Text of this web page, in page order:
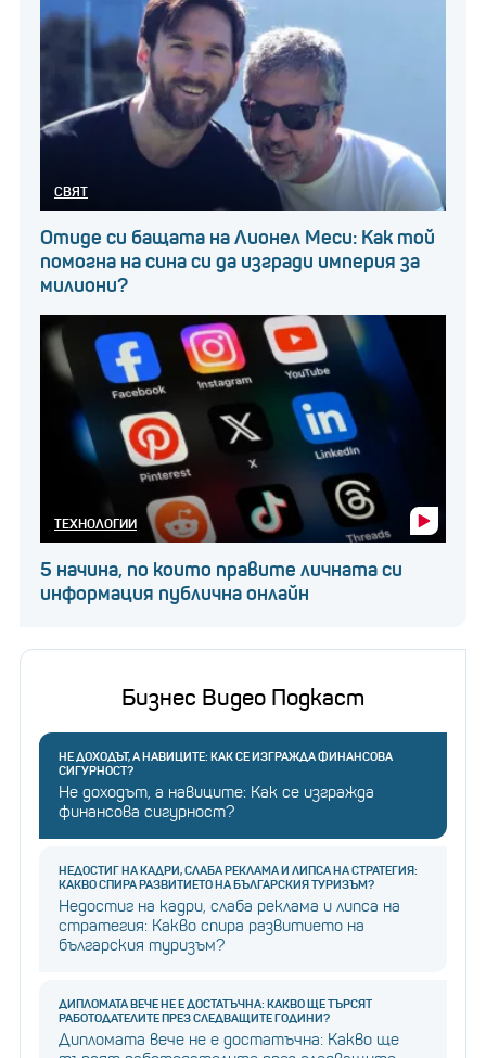
СВЯТ
Отиде си бащата на Лионел Меси: Как той
помогна на сина си да изгради империя за
милиони?
ТЕХНОЛОГИИ
5 начина, по които правите личната си
информация публична онлайн
Бизнес Видео Подкаст
НЕ ДОХОДЪТ, А НАВИЦИТЕ: КАК СЕ ИЗГРАЖДА ФИНАНСОВА
СИГУРНОСТ?
Не доходът, а навиците: Как се изгражда
финансова сигурност?
НЕДОСТИГ НА КАДРИ, СЛАБА РЕКЛАМА И ЛИПСА НА СТРАТЕГИЯ:
КАКВО СПИРА РАЗВИТИЕТО НА БЪЛГАРСКИЯ ТУРИЗЪМ?
Недостиг на кадри, слаба реклама и липса на
стратегия: Какво спира развитието на
българския туризъм?
ДИПЛОМАТА ВЕЧЕ НЕ Е ДОСТАТЪЧНА: КАКВО ЩЕ ТЪРСЯТ
РАБОТОДАТЕЛИТЕ ПРЕЗ СЛЕДВАЩИТЕ ГОДИНИ?
Дипломата вече не е достатъчна: Какво ще